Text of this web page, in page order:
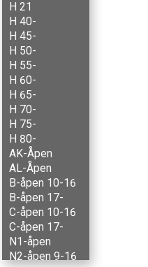
H 21
H 40-
H 45-
H 50-
H 55-
H 60-
H 65-
H 70-
H 75-
H 80-
AK-Åpen
AL-Åpen
B-åpen 10-16
B-åpen 17-
C-åpen 10-16
C-åpen 17-
N1-åpen
N2-åpen 9-16